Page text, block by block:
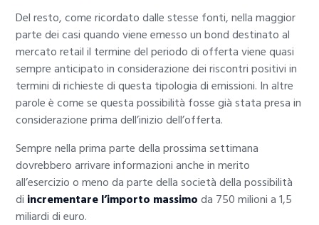
Del resto, come ricordato dalle stesse fonti, nella maggior
parte dei casi quando viene emesso un bond destinato al
mercato retail il termine del periodo di offerta viene quasi
sempre anticipato in considerazione dei riscontri positivi in
termini di richieste di questa tipologia di emissioni. In altre
parole è come se questa possibilità fosse già stata presa in
considerazione prima dell’inizio dell’offerta.
Sempre nella prima parte della prossima settimana
dovrebbero arrivare informazioni anche in merito
all’esercizio o meno da parte della società della possibilità
di incrementare l’importo massimoda 750 milioni a 1,5
miliardi di euro.